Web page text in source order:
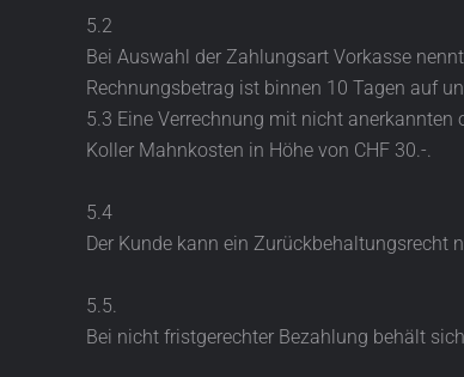
5.2
Bei Auswahl der Zahlungsart Vorkasse
Rechnungsbetrag ist binnen 10 Tagen auf
5.3 Eine Verrechnung mit nicht
Koller Mahnkosten in Höhe von CHF 30.-.
5.4
Der Kunde kann ein Zurückbehaltungsrecht
5.5.
Bei nicht fristgerechter Bezahlung behält